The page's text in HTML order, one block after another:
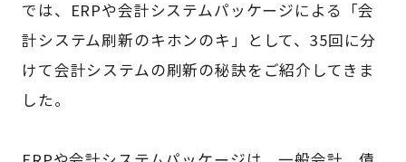
では、ERPや会計システムパッケージによる「会
計システム刷新のキホンのキ」として、35回に分
けて会計システムの刷新の秘訣をご紹介してきま
した。